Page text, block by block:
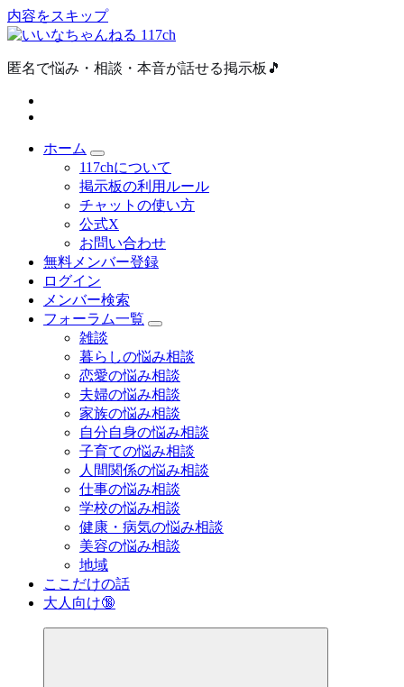
内容をスキップ
匿名で悩み・相談・本音が話せる掲示板🎵
ホーム
117chについて
掲示板の利用ルール
チャットの使い方
公式X
お問い合わせ
無料メンバー登録
ログイン
メンバー検索
フォーラム一覧
雑談
暮らしの悩み相談
恋愛の悩み相談
夫婦の悩み相談
家族の悩み相談
自分自身の悩み相談
子育ての悩み相談
人間関係の悩み相談
仕事の悩み相談
学校の悩み相談
健康・病気の悩み相談
美容の悩み相談
地域
ここだけの話
大人向け🔞